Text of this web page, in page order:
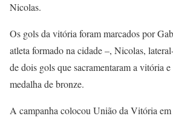
Nicolas.
Os gols da vitória foram marcados por
atleta formado na cidade –, Nicolas,
de dois gols que sacramentaram a vitória
medalha de bronze.
A campanha colocou União da Vitória em